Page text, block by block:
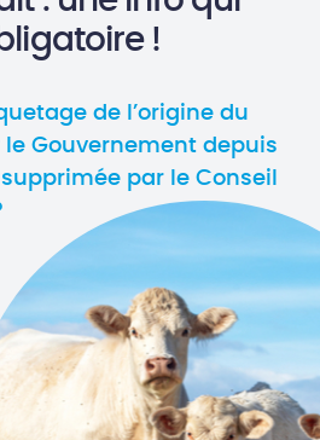
!
de l’origine du
le Gouvernement depuis
supprimée par le Conseil